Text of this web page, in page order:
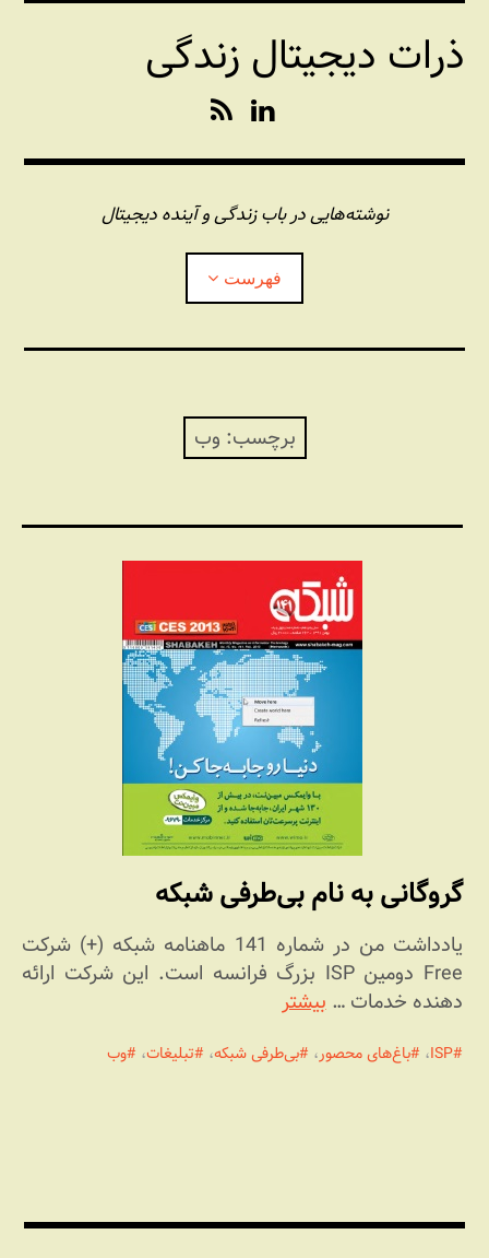
رفتن
محتواذرات دیجیتال زندگی
n
k
e
d
I
n
S
نوشته‌هایی در باب زندگی و آینده دیجیتال
فهرست
برچسب: وب
گروگانی به نام بی‌طرفی شبکه
یادداشت من در شماره 141 ماهنامه شبکه (+) شرکت
Free دومین ISP بزرگ فرانسه است. این شرکت ارائه
دهنده خدمات …بیشتر
ISP، باغ‌های محصور، بی‌طرفی شبکه، تبلیغات، وب